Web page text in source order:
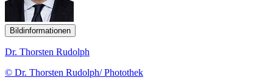
Bildinformationen
Dr. Thorsten Rudolph
© Dr. Thorsten Rudolph/ Photothek